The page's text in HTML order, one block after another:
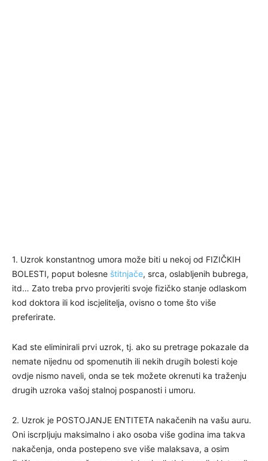
1. Uzrok konstantnog umora može biti u nekoj od FIZIČKIH
BOLESTI, poput bolesne štitnjače, srca, oslabljenih bubrega,
itd… Zato treba prvo provjeriti svoje fizičko stanje odlaskom
kod doktora ili kod iscjelitelja, ovisno o tome što više
preferirate.
Kad ste eliminirali prvi uzrok, tj. ako su pretrage pokazale da
nemate nijednu od spomenutih ili nekih drugih bolesti koje
ovdje nismo naveli, onda se tek možete okrenuti ka traženju
drugih uzroka vašoj stalnoj pospanosti i umoru.
2. Uzrok je POSTOJANJE ENTITETA nakačenih na vašu auru.
Oni iscrpljuju maksimalno i ako osoba više godina ima takva
nakačenja, onda postepeno sve više malaksava, a osim